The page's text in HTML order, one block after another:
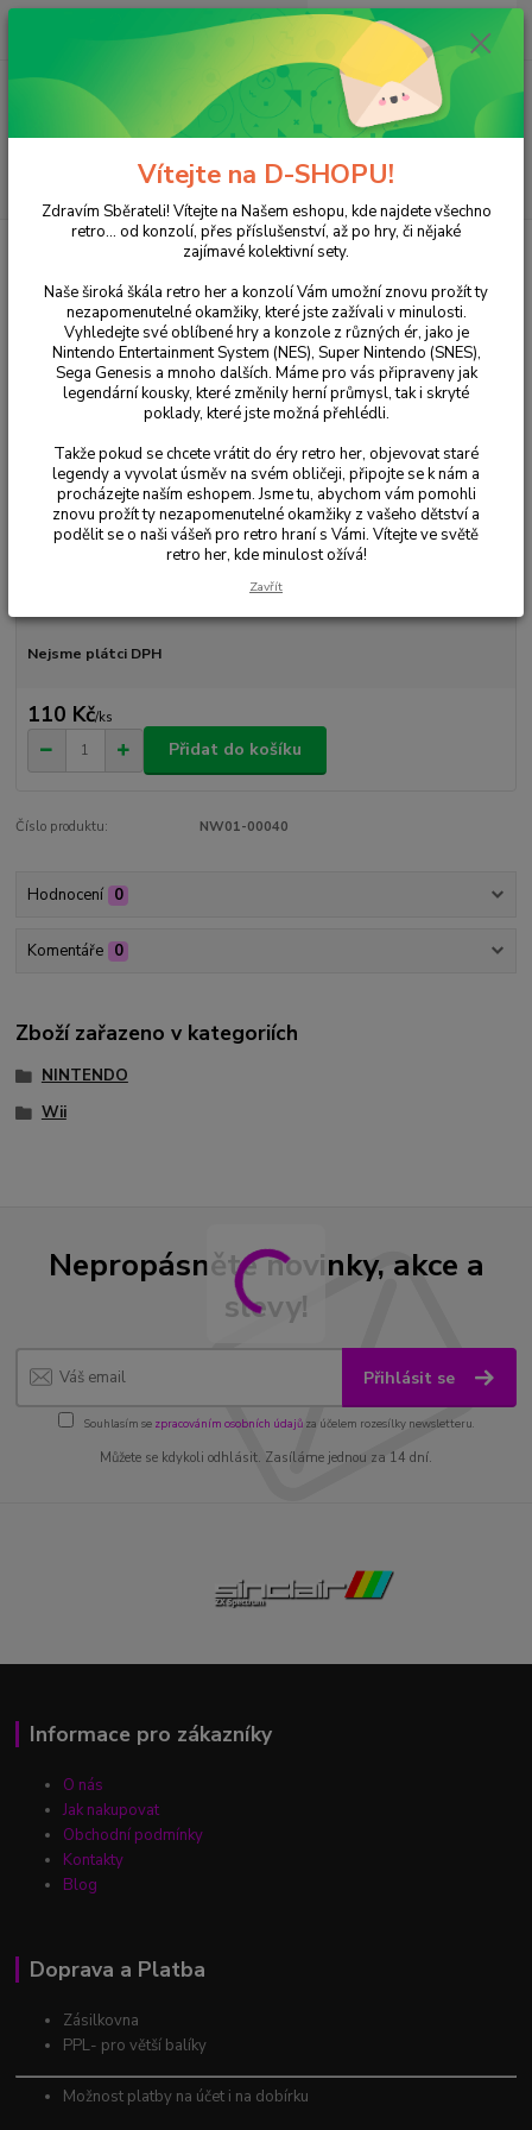
Menu
(Po-Pá, 15:00-20:00 hod.)
ks
0 Kč
Wii EA Sports Active 2 Personal Trainer
EA Sports Active 2 Personal
Trainer
Ohodnotit produkt
Nejsme plátci DPH
110 Kč/ks
Přidat do košíku
Číslo produktu: NW01-00040
Hodnocení 0
Komentáře 0
Zboží zařazeno v kategoriích
NINTENDO
Wii
Nepropásněte novinky, akce a
slevy!
Přihlásit se
Souhlasím se zpracováním osobních údajůza účelem rozesílky newsletteru.
Můžete se kdykoli odhlásit. Zasíláme jednou za 14 dní.
Informace pro zákazníky
O nás
Jak nakupovat
Obchodní podmínky
Kontakty
Blog
Doprava a Platba
Zásilkovna
PPL- pro větší balíky
Možnost platby na účet i na dobírku
Vítejte na D-SHOPU!
Zdravím Sběrateli! Vítejte na Našem eshopu, kde najdete všechno
retro... od konzolí, přes příslušenství, až po hry, či nějaké
zajímavé kolektivní sety.
Naše široká škála retro her a konzolí Vám umožní znovu prožít ty
nezapomenutelné okamžiky, které jste zažívali v minulosti.
Vyhledejte své oblíbené hry a konzole z různých ér, jako je
Nintendo Entertainment System (NES), Super Nintendo (SNES),
Sega Genesis a mnoho dalších. Máme pro vás připraveny jak
legendární kousky, které změnily herní průmysl, tak i skryté
poklady, které jste možná přehlédli.
Takže pokud se chcete vrátit do éry retro her, objevovat staré
legendy a vyvolat úsměv na svém obličeji, připojte se k nám a
procházejte naším eshopem. Jsme tu, abychom vám pomohli
znovu prožít ty nezapomenutelné okamžiky z vašeho dětství a
podělit se o naši vášeň pro retro hraní s Vámi. Vítejte ve světě
retro her, kde minulost ožívá!
Zavřít